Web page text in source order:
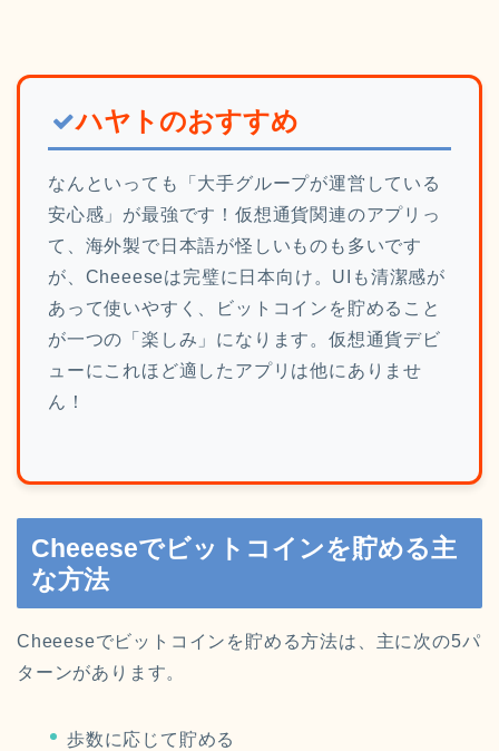
ハヤトのおすすめ
なんといっても「大手グループが運営している
安心感」が最強です！仮想通貨関連のアプリっ
て、海外製で日本語が怪しいものも多いです
が、Cheeeseは完璧に日本向け。UIも清潔感が
あって使いやすく、ビットコインを貯めること
が一つの「楽しみ」になります。仮想通貨デビ
ューにこれほど適したアプリは他にありませ
ん！
Cheeeseでビットコインを貯める主
な方法
Cheeeseでビットコインを貯める方法は、主に次の5パ
ターンがあります。
歩数に応じて貯める